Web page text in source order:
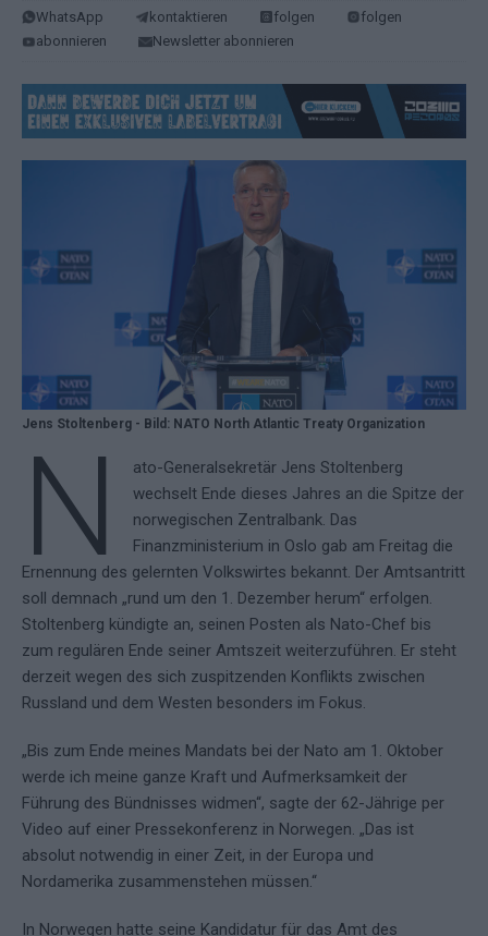
WhatsApp kontaktieren folgen
folgen
abonnieren
Newsletter abonnieren
Jens Stoltenberg - Bild: NATO North Atlantic Treaty Organization
N
ato-Generalsekretär Jens Stoltenberg
wechselt Ende dieses Jahres an die Spitze der
norwegischen Zentralbank. Das
Finanzministerium in Oslo gab am Freitag die
Ernennung des gelernten Volkswirtes bekannt. Der Amtsantritt
soll demnach „rund um den 1. Dezember herum“ erfolgen.
Stoltenberg kündigte an, seinen Posten als Nato-Chef bis
zum regulären Ende seiner Amtszeit weiterzuführen. Er steht
derzeit wegen des sich zuspitzenden Konflikts zwischen
Russland und dem Westen besonders im Fokus.
„Bis zum Ende meines Mandats bei der Nato am 1. Oktober
werde ich meine ganze Kraft und Aufmerksamkeit der
Führung des Bündnisses widmen“, sagte der 62-Jährige per
Video auf einer Pressekonferenz in Norwegen. „Das ist
absolut notwendig in einer Zeit, in der Europa und
Nordamerika zusammenstehen müssen.“
In Norwegen hatte seine Kandidatur für das Amt des